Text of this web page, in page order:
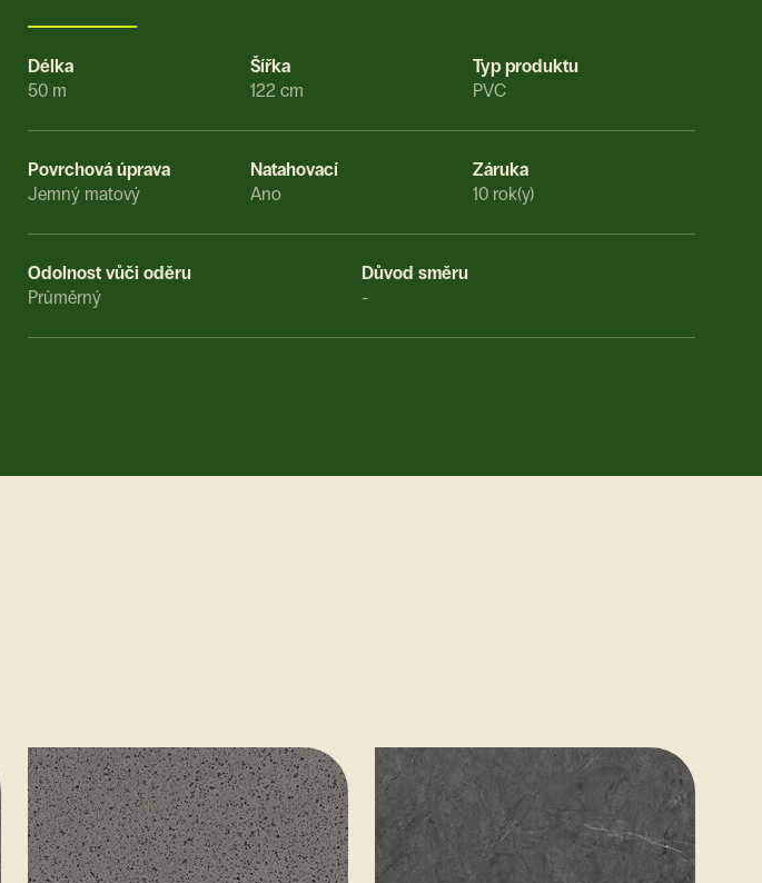
Délka
50 m
Šířka
122 cm
Typ produktu
PVC
Povrchová úprava
Jemný matový
Natahovací
Ano
Záruka
10 rok(y)
Odolnost vůči oděru
Průměrný
Důvod směru
-